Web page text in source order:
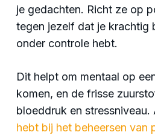
je gedachten. Richt ze op
tegen jezelf dat je krachtig
onder controle hebt.
Dit helpt om mentaal op
komen, en de frisse
bloeddruk en stressniveau.
hebt bij het beheersen van